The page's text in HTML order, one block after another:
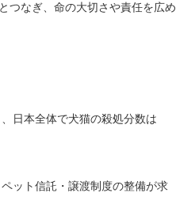
つなぎ、命の大切さや責任を広め
日本全体で犬猫の殺処分数は
ット信託・譲渡制度の整備が求